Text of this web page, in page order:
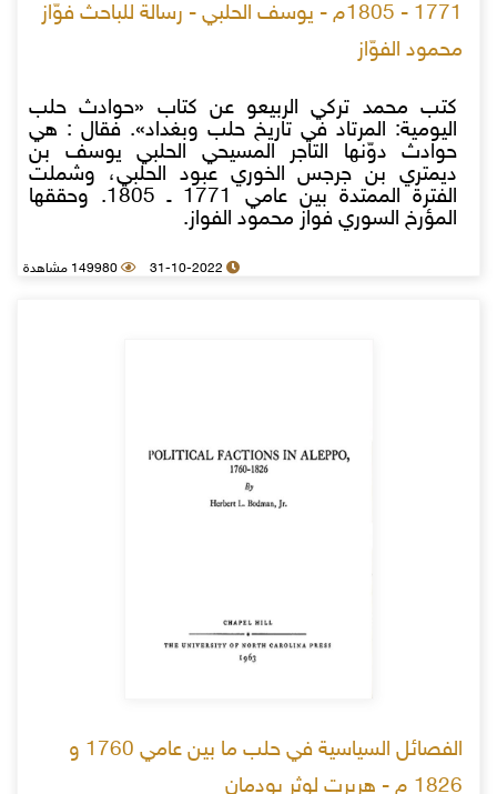
1771 - 1805م - يوسف الحلبي - رسالة للباحث فوّاز
محمود الفوّاز
كتب محمد تركي الربيعو عن كتاب «حوادث حلب
اليومية: المرتاد في تاريخ حلب وبغداد». فقال : هي
حوادث دوّنها التاجر المسيحي الحلبي يوسف بن
ديمتري بن جرجس الخوري عبود الحلبي، وشملت
الفترة الممتدة بين عامي 1771 ـ 1805. وحققها
المؤرخ السوري فواز محمود الفواز.
31-10-2022 149980 مشاهدة
الفصائل السياسية في حلب ما بين عامي 1760 و
1826 م - هربرت لوثر بودمان